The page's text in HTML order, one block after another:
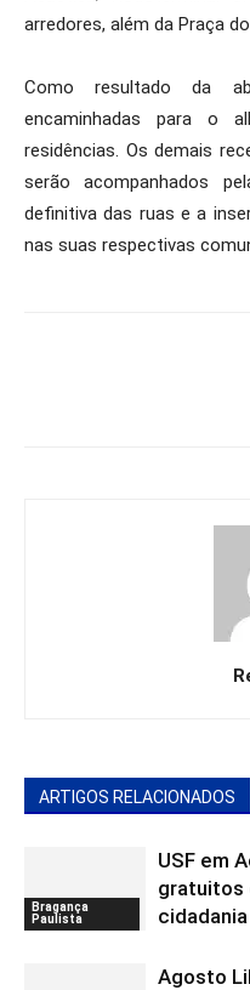
arredores, além da Praça
Como resultado da
encaminhadas para o
residências. Os demais
serão acompanhados
definitiva das ruas e a
nas suas respectivas
ARTIGOS RELACIONADOS
Bragança
Paulista
USF em
gratuitos
Agosto